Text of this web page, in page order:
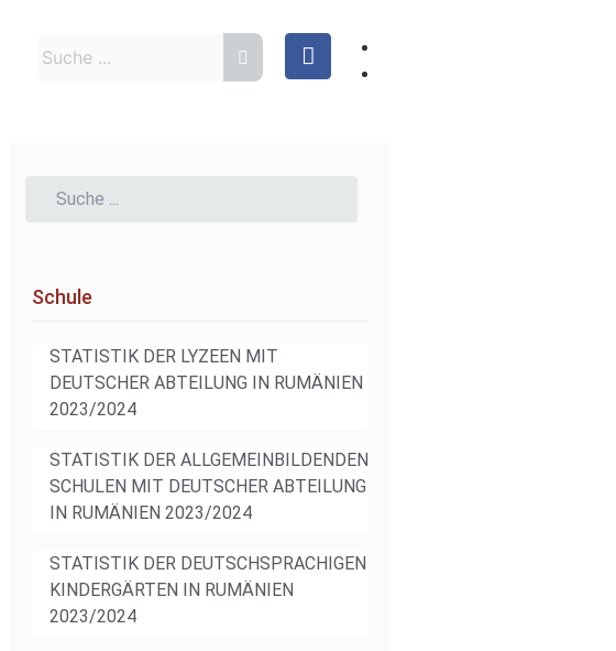
Schule
STATISTIK DER LYZEEN MIT
DEUTSCHER ABTEILUNG IN RUMÄNIEN
2023/2024
STATISTIK DER ALLGEMEINBILDENDEN
SCHULEN MIT DEUTSCHER ABTEILUNG
IN RUMÄNIEN 2023/2024
STATISTIK DER DEUTSCHSPRACHIGEN
KINDERGÄRTEN IN RUMÄNIEN
2023/2024